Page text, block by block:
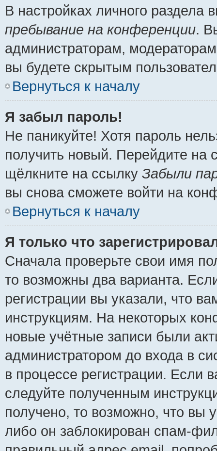
В настройках личного
пребывание на конференции.
администраторам,
вы будете скрытым
Вернуться к началу
Я забыл пароль!
Не паникуйте! Хотя пароль
получить новый. Перейдите на
щёлкните на ссылку Забыли
вы снова сможете войти на
Вернуться к началу
Я только что
Сначала проверьте свои имя
то возможны два варианта.
регистрации вы указали, что
инструкциям. На некоторых
новые учётные записи были
администратором до входа в
в процессе регистрации.
следуйте полученным
получено, то возможно, что вы
либо он заблокирован спам-